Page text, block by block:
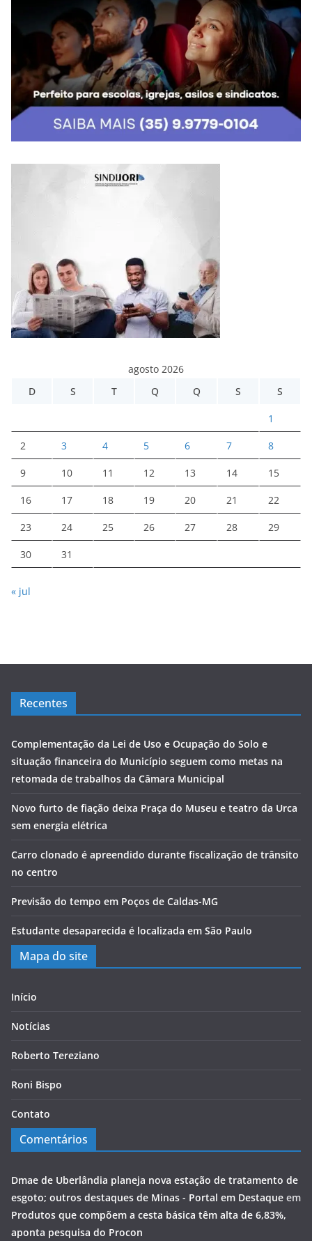
agosto 2026
D
S T Q Q S S
1
2 3 4 5 6 7 8
9 10 11 12 13 14 15
16 17 18 19 20 21 22
23 24 25 26 27 28 29
30 31
« jul
Recentes
Complementação da Lei de Uso e Ocupação do Solo e
situação financeira do Município seguem como metas na
retomada de trabalhos da Câmara Municipal
Novo furto de fiação deixa Praça do Museu e teatro da Urca
sem energia elétrica
Carro clonado é apreendido durante fiscalização de trânsito
no centro
Previsão do tempo em Poços de Caldas-MG
Estudante desaparecida é localizada em São Paulo
Mapa do site
Início
Notícias
Roberto Tereziano
Roni Bispo
Contato
Comentários
Dmae de Uberlândia planeja nova estação de tratamento de
esgoto; outros destaques de Minas - Portal em Destaque em
Produtos que compõem a cesta básica têm alta de 6,83%,
aponta pesquisa do Procon